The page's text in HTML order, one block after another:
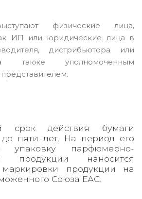
физические лица,
ИП или юридические лица в
дистрибьютора или
также уполномоченным
срок действия бумаги
до пяти лет. На период его
упаковку парфюмерно-
продукции наносится
продукции на
Союза ЕАС.